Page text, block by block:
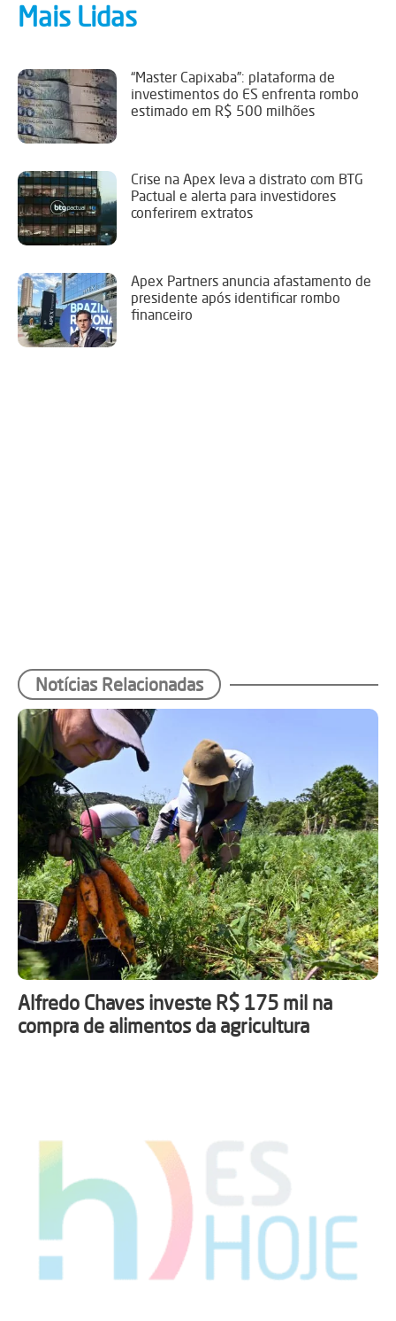
Mais Lidas
“Master Capixaba”: plataforma de
investimentos do ES enfrenta rombo
estimado em R$ 500 milhões
Crise na Apex leva a distrato com BTG
Pactual e alerta para investidores
conferirem extratos
Apex Partners anuncia afastamento de
presidente após identificar rombo
financeiro
Notícias Relacionadas
Alfredo Chaves investe R$ 175 mil na
compra de alimentos da agricultura